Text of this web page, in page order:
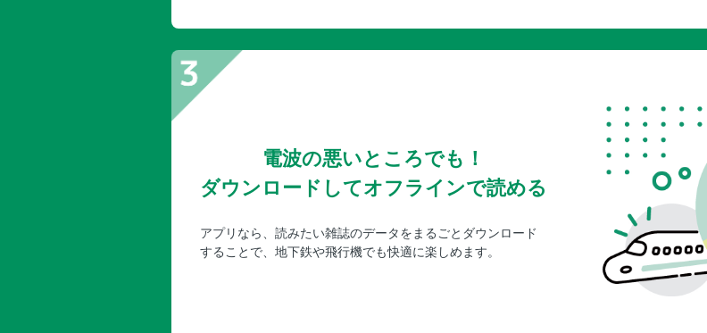
電波の悪いところでも！
ダウンロードしてオフラインで読める
アプリなら、読みたい雑誌のデータをまるごとダウンロード
することで、地下鉄や飛行機でも快適に楽しめます。